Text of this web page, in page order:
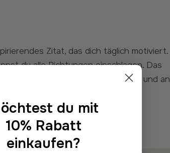
du alle Richtungen einschlagen. Das
auch auf deine Anrichte stellen und an
du mit
10% Rabatt
einkaufen?